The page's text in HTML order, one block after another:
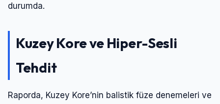
durumda.
Kuzey Kore ve Hiper-Sesli
Tehdit
Raporda, Kuzey Kore’nin balistik füze denemeleri ve